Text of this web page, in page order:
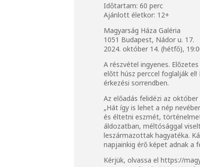
Időtartam: 60 perc
Ajánlott életkor: 12+
Magyarság Háza Galéria
1051 Budapest, Nádor u. 17.
2024. október 14. (hétfő),
A részvétel ingyenes.
előtt húsz perccel foglalják
érkezési sorrendben.
Az előadás felidézi az
„Hát így is lehet a nép
és éltetni eszmét,
áldozatban, méltósággal
leszármazottak hagyatéka.
napjainkig érő képet adnak a
Kérjük, olvassa el https://